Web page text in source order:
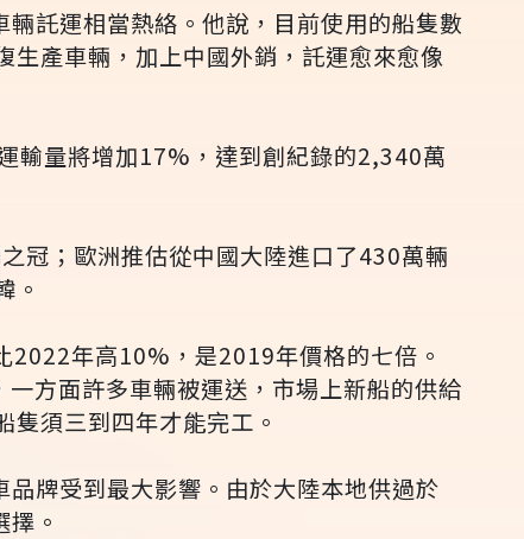
託運相當熱絡。他說，目前使用的船隻數
產車輛，加上中國外銷，託運愈來愈像
輸量將增加17%，達到創紀錄的2,340萬
冠；歐洲推估從中國大陸進口了430萬輛
。
2022年高10%，是2019年價格的七倍。
方面許多車輛被運送，市場上新船的供給
須三到四年才能完工。
牌受到最大影響。由於大陸本地供過於
。